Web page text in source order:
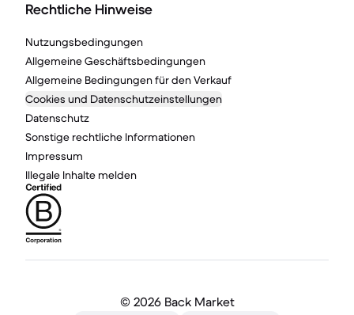
Rechtliche Hinweise
Nutzungsbedingungen
Allgemeine Geschäftsbedingungen
Allgemeine Bedingungen für den Verkauf
Cookies und Datenschutzeinstellungen
Datenschutz
Sonstige rechtliche Informationen
Impressum
Illegale Inhalte melden
© 2026 Back Market